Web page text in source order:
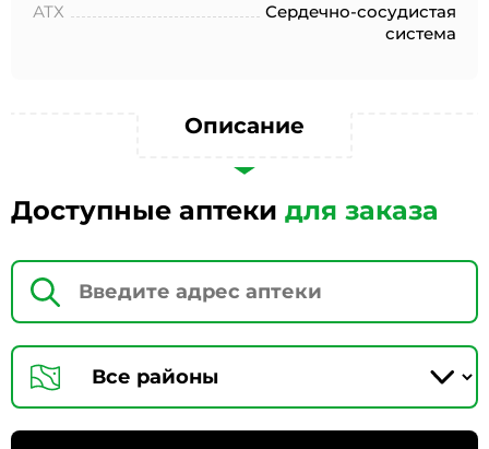
АТХ
Сердечно-сосудистая
система
Описание
Доступные аптеки для заказа